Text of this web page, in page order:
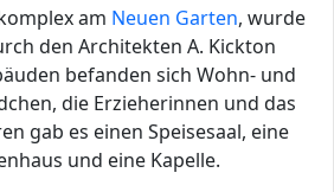
am Neuen Garten, wurde
den Architekten A. Kickton
befanden sich Wohn- und
die Erzieherinnen und das
gab es einen Speisesaal, eine
und eine Kapelle.